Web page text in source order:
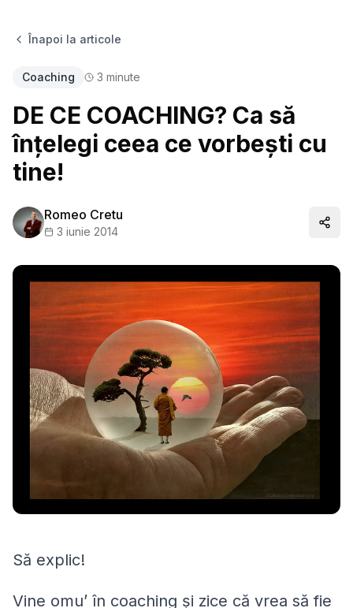
Înapoi la articole
Coaching 3 minute
DE CE COACHING? Ca să
înțelegi ceea ce vorbești cu
tine!
Romeo Cretu
3 iunie 2014
Să explic!
Vine omu’ în coaching și zice că vrea să fie